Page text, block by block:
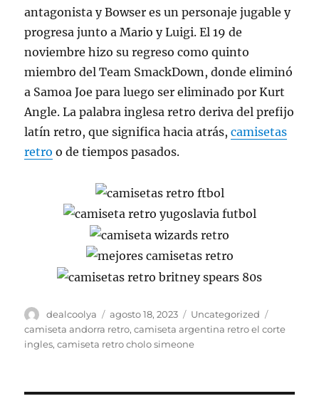
antagonista y Bowser es un personaje jugable y
progresa junto a Mario y Luigi. El 19 de
noviembre hizo su regreso como quinto
miembro del Team SmackDown, donde eliminó
a Samoa Joe para luego ser eliminado por Kurt
Angle. La palabra inglesa retro deriva del prefijo
latín retro, que significa hacia atrás,camisetas
retro o de tiempos pasados.
Autor
dealcoolya
Publicado
el
agosto 18, 2023 Categorías
Uncategorized
camiseta andorra retro,camiseta argentina retro el corte
ingles,camiseta retro cholo simeone